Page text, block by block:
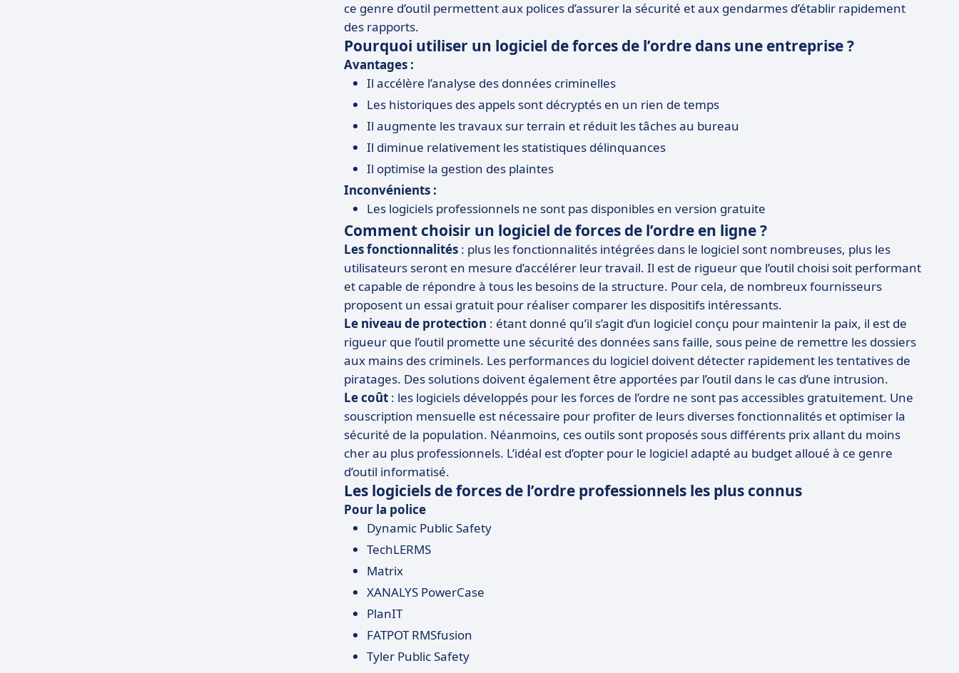
ce genre d’outil permettent aux polices d’assurer la sécurité et aux gendarmes d’établir rapidement
des rapports.
Pourquoi utiliser un logiciel de forces de l’ordre dans une entreprise ?
Avantages :
Il accélère l’analyse des données criminelles
Les historiques des appels sont décryptés en un rien de temps
Il augmente les travaux sur terrain et réduit les tâches au bureau
Il diminue relativement les statistiques délinquances
Il optimise la gestion des plaintes
Inconvénients :
Les logiciels professionnels ne sont pas disponibles en version gratuite
Comment choisir un logiciel de forces de l’ordre en ligne ?
Les fonctionnalités : plus les fonctionnalités intégrées dans le logiciel sont nombreuses, plus les
utilisateurs seront en mesure d’accélérer leur travail. Il est de rigueur que l’outil choisi soit performant
et capable de répondre à tous les besoins de la structure. Pour cela, de nombreux fournisseurs
proposent un essai gratuit pour réaliser comparer les dispositifs intéressants.
Le niveau de protection : étant donné qu’il s’agit d’un logiciel conçu pour maintenir la paix, il est de
rigueur que l’outil promette une sécurité des données sans faille, sous peine de remettre les dossiers
aux mains des criminels. Les performances du logiciel doivent détecter rapidement les tentatives de
piratages. Des solutions doivent également être apportées par l’outil dans le cas d’une intrusion.
Le coût : les logiciels développés pour les forces de l’ordre ne sont pas accessibles gratuitement. Une
souscription mensuelle est nécessaire pour profiter de leurs diverses fonctionnalités et optimiser la
sécurité de la population. Néanmoins, ces outils sont proposés sous différents prix allant du moins
cher au plus professionnels. L’idéal est d’opter pour le logiciel adapté au budget alloué à ce genre
d’outil informatisé.
Les logiciels de forces de l’ordre professionnels les plus connus
Pour la police
Dynamic Public Safety
TechLERMS
Matrix
XANALYS PowerCase
PlanIT
FATPOT RMSfusion
Tyler Public Safety